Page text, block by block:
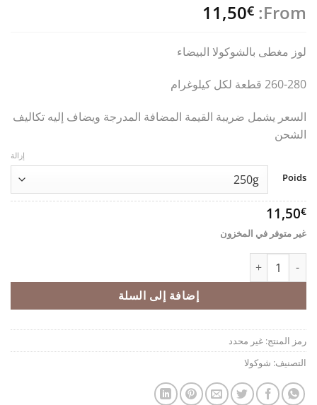
From:
11,50€
لوز مغطى بالشوكولا البيضاء
260-280 قطعة لكل كيلوغرام
السعر يشمل ضريبة القيمة المضافة المدرجة ويضاف إليه تكاليف
الشحن
Poids
إزالة
11,50€
غير متوفر في المخزون
كمية دراجيه لوز أبيض
إضافة إلى السلة
رمز المنتج: غير محدد
التصنيف: شوكولا